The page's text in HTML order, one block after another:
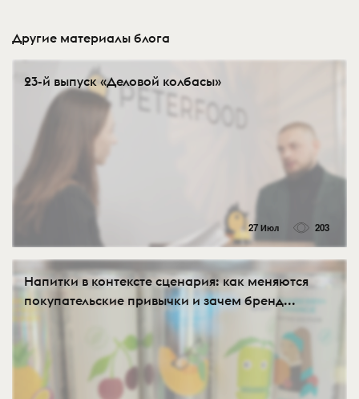
Другие материалы блога
23-й выпуск «Деловой колбасы»
27 Июл 203
Напитки в контексте сценария: как меняются
покупательские привычки и зачем бренд...